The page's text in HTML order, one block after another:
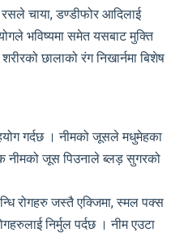
रसले चाया, डण्डीफोर आदिलाई
भविष्यमा समेत यसबाट मुक्ति
छालाको रंग निखार्नमा बिशेष
गर्दछ । नीमको जूसले मधुमेहका
नीमको जूस पिउनाले ब्लड़ सुगरको
रोगहरु जस्तै एक्जिमा, स्मल पक्स
निर्मुल पर्दछ । नीम एउटा